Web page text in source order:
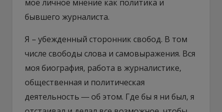
мое личное мнение как политика и
бывшего журналиста.
Я – убежденный сторонник свобод. В том
числе свободы слова и самовыражения. Вся
моя биография, работа в журналистике,
общественная и политическая
деятельность ― об этом. Где бы я ни был, я